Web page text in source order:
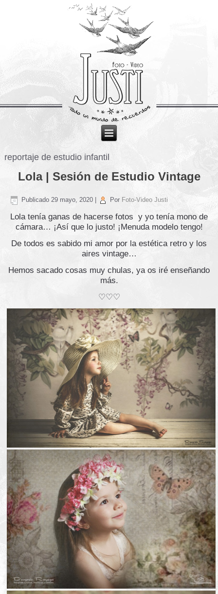
reportaje de estudio infantil
Lola | Sesión de Estudio Vintage
Publicado 29 mayo, 2020 Por Foto-Video Justi
Lola tenía ganas de hacerse fotos y yo tenía mono de
cámara… ¡Así que lo justo! ¡Menuda modelo tengo!
De todos es sabido mi amor por la estética retro y los
aires vintage…
Hemos sacado cosas muy chulas, ya os iré enseñando
más.
♡♡♡